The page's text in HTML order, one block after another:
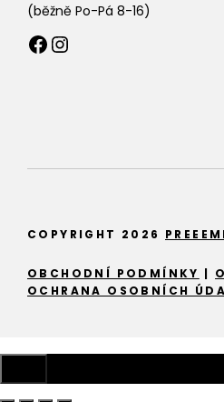
(běžně Po-Pá 8-16)
Facebook
Instagram
COPYRIGHT 2026
OBCHODNÍ PODMÍNKY |
OCHRANA OSOBNÍCH